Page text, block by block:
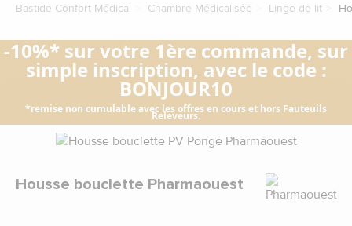
Bastide Confort Médical Chambre Médicalisée Linge de lit
-10%* sur votre 1ère commande, sur
simple inscription, avec le code :
BONJOUR10
*remise non cumulable avec les offres en cours et hors Fauteuils
Releveurs.
Housse bouclette Pharmaouest Marque